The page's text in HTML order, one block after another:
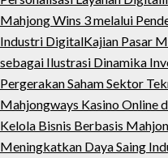
Mahjong Wins 3 melalui
Industri DigitalKajian Pasar
sebagai Ilustrasi Dinamika
Pergerakan Saham Sektor
Mahjongways Kasino Online
Kelola Bisnis Berbasis
Meningkatkan Daya Saing